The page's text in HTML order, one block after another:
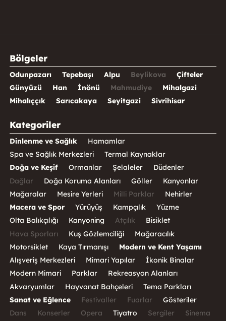
Bölgeler
Odunpazarı Tepebaşı Alpu Beylikova
Çifteler
Günyüzü
Han İnönü Mahmudiye
Mihalgazi
Mihalıççık
Sarıcakaya Seyitgazi Sivrihisar
Kategoriler
Dinlenme ve Sağlık
Hamamlar
Spa ve Sağlık Merkezleri
Termal Kaynaklar
Doğa ve Keşif
Ormanlar Şelaleler
Düdenler
Dağlar
Doğa Koruma Alanları Göller
Kanyonlar
Mağaralar
Mesire Yerleri Milli Parklar
Nehirler
Macera ve Spor
Yürüyüş Kampçılık
Yüzme
Olta Balıkçılığı
Kanyoning Atçılık
Bisiklet
Hava Sporları
Kuş Gözlemciliği
Mağaracılık
Motorsiklet
Kaya Tırmanışı
Modern ve Kent Yaşamı
Alışveriş Merkezleri
Mimari Yapılar
İkonik Binalar
Modern Mimari
Parklar
Rekreasyon Alanları
Akvaryumlar
Hayvanat Bahçeleri
Tema Parkları
Sanat ve Eğlence
Festivaller Fuarlar
Gösteriler
Dans
Konserler Opera Tiyatro Sergiler
Sinema